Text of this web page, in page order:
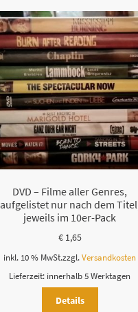
DVD – Filme aller Genres,
aufgelistet nur nach dem
jeweils im 10er-Pack
€1,65
inkl. 10 % MwSt.zzgl.Versandkosten
Lieferzeit: innerhalb 5 Werktagen
Details